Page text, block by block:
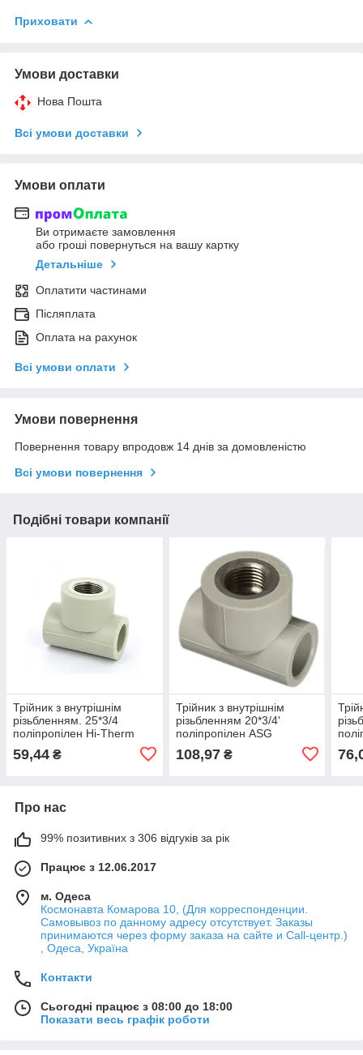
Приховати
Умови доставки
Нова Пошта
Всі умови доставки
Умови оплати
Ви отримаєте замовлення
або гроші повернуться на вашу картку
Детальніше
Оплатити частинами
Післяплата
Оплата на рахунок
Всі умови оплати
Умови повернення
Повернення товару впродовж 14 днів за домовленістю
Всі умови повернення
Подібні товари компанії
Трійник з внутрішнім
різьбленням. 25*3/4
поліпропілен Hi-Therm
59,44 ₴
Трійник з внутрішнім
різьбленням 20*3/4'
поліпропілен ASG
108,97₴
Про нас
99% позитивних з 306 відгуків за рік
Працює з 12.06.2017
м. Одеса
Космонавта Комарова 10, (Для корреспонденции.
Самовывоз по данному адресу отсутствует. Заказы
принимаются через форму заказа на сайте и Call-центр.)
, Одеса, Україна
Контакти
Сьогодні працює з 08:00 до 18:00
Показати весь графік роботи